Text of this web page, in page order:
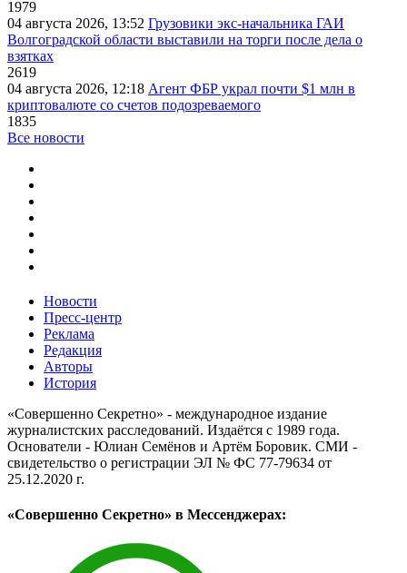
1979
04 августа 2026, 13:52 Грузовики экс-начальника ГАИ
Волгоградской области выставили на торги после дела о
взятках
2619
04 августа 2026, 12:18 Агент ФБР украл почти $1 млн в
криптовалюте со счетов подозреваемого
1835
Все новости
Новости
Пресс-центр
Реклама
Редакция
Авторы
История
«Совершенно Секретно» - международное издание
журналистских расследований. Издаётся с 1989 года.
Основатели - Юлиан Семёнов и Артём Боровик. CМИ -
свидетельство о регистрации ЭЛ № ФС 77-79634 от
25.12.2020 г.
«Совершенно Секретно» в Мессенджерах: